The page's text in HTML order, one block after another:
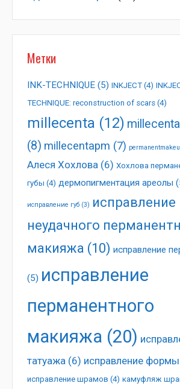
Метки
INK-TECHNIQUE(5) INKJECT(4)
TECHNIQUE: reconstruction of scars(4)
millecenta (12)
(8) millecentapm (7)
Алеся Хохлова(6) Хохлова
губы (4) дермопигментация ареолы
исправление губ(3) исправление
неудачного
макияжа (10) исправление
(5) исправление
перманентного
макияжа (20)
татуажа(6) исправление формы
исправление шрамов (4) камуфляж